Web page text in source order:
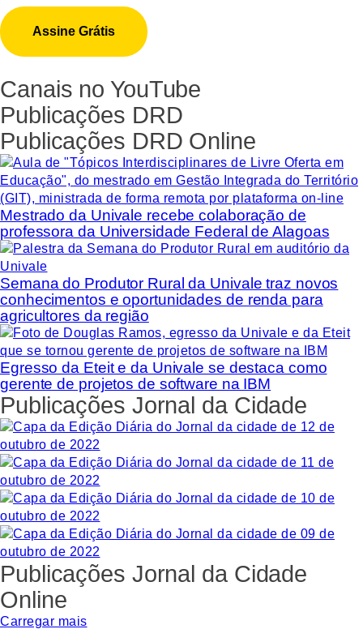
Canais no YouTube
Publicações DRD
Publicações DRD Online
Mestrado da Univale recebe colaboração de
professora da Universidade Federal de Alagoas
Semana do Produtor Rural da Univale traz novos
conhecimentos e oportunidades de renda para
agricultores da região
Egresso da Eteit e da Univale se destaca como
gerente de projetos de software na IBM
Publicações Jornal da Cidade
Publicações Jornal da Cidade
Online
Carregar mais